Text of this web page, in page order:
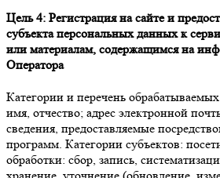
Цель 4: Регистрация на сайте и
субъекта персональных данных к
или материалам, содержащимся на
Оператора
Категории и перечень
имя, отчество; адрес электронной
сведения, предоставляемые
программ. Категории субъектов:
обработки: сбор, запись,